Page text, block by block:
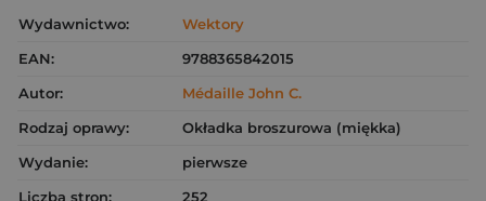
Wydawnictwo:
Wektory
EAN:
9788365842015
Autor:
Médaille John C.
Rodzaj oprawy:
Okładka broszurowa (miękka)
Wydanie:
pierwsze
Liczba stron:
252